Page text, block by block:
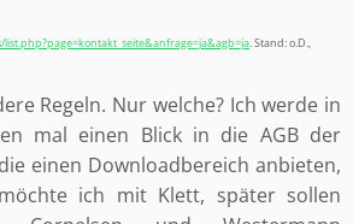
. Stand: o.D.,
Regeln. Nur welche? Ich werde in
mal einen Blick in die AGB der
einen Downloadbereich anbieten,
ich mit Klett, später sollen